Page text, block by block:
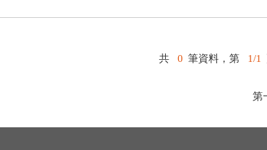
共 0 筆資料，第 1/1
第